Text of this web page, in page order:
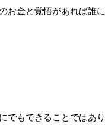
金と覚悟があれば誰に
もできることではあり